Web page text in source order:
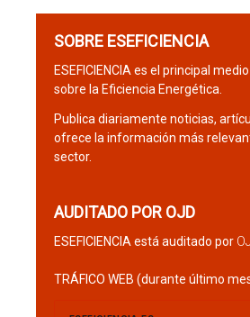
SOBRE ESEFICIENCIA
ESEFICIENCIA es el principal
sobre la Eficiencia Energética.
Publica diariamente noticias,
ofrece la información más
sector.
AUDITADO POR OJD
ESEFICIENCIA está auditado por
TRÁFICO WEB (durante último